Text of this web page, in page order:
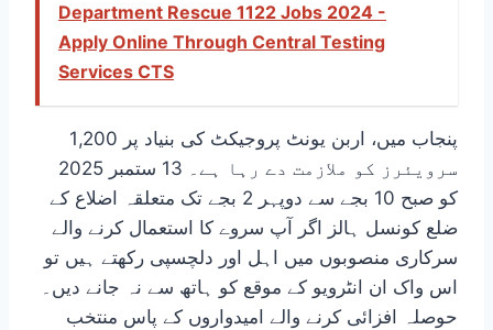
Department Rescue 1122 Jobs 2024 -
Apply Online Through Central Testing
Services CTS
پنجاب میں، اربن یونٹ پروجیکٹ کی بنیاد پر 1,200
سرویئرز کو ملازمت دے رہا ہے۔ 13 ستمبر 2025
کو صبح 10 بجے سے دوپہر 2 بجے تک متعلقہ اضلاع کے
ضلع کونسل ہالز اگر آپ سروے کا استعمال کرنے والے
سرکاری منصوبوں میں اہل اور دلچسپی رکھتے ہیں تو
اس واک ان انٹرویو کے موقع کو ہاتھ سے نہ جانے دیں۔
حوصلہ افزائی کرنے والے امیدواروں کے پاس منتخب